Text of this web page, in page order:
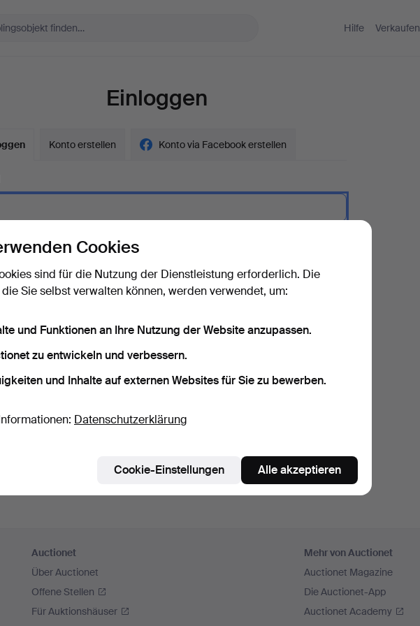
Hilfe Verkaufen
Einloggen
Konto erstellen Konto via Facebook erstellen
vergessen?
speichern
Auctionet
Über Auctionet
Offene Stellen
Für Auktionshäuser
Mehr von Auctionet
Auctionet Magazine
Die Auctionet-App
Auctionet Academy
Cookies
sind für die Nutzung der Dienstleistung erforderlich. Die
Sie selbst verwalten können, werden verwendet, um:
und Funktionen an Ihre Nutzung der Website anzupassen.
zu entwickeln und verbessern.
und Inhalte auf externen Websites für Sie zu bewerben.
Datenschutzerklärung
Cookie-Einstellungen Alle akzeptieren